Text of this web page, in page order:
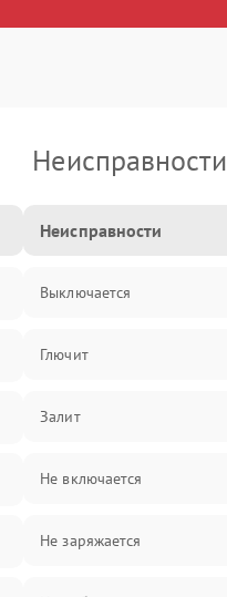
Неисправности
Выключается
Глючит
Залит
Не включается
Не заряжается